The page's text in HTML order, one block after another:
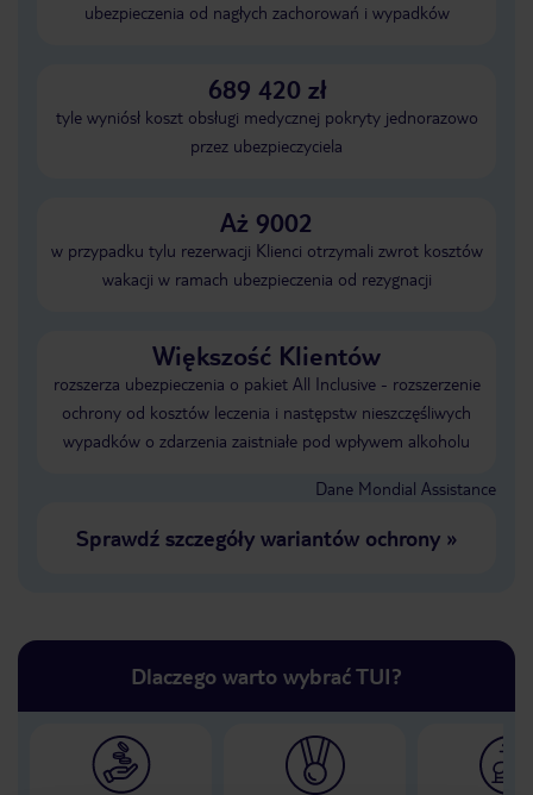
ubezpieczenia od nagłych zachorowań i wypadków
689 420 zł
tyle wyniósł koszt obsługi medycznej pokryty jednorazowo
przez ubezpieczyciela
Aż 9002
w przypadku tylu rezerwacji Klienci otrzymali zwrot kosztów
wakacji w ramach ubezpieczenia od rezygnacji
Większość Klientów
rozszerza ubezpieczenia o pakiet All Inclusive - rozszerzenie
ochrony od kosztów leczenia i następstw nieszczęśliwych
wypadków o zdarzenia zaistniałe pod wpływem alkoholu
Dane Mondial Assistance
Sprawdź szczegóły wariantów ochrony»
Dlaczego warto wybrać TUI?